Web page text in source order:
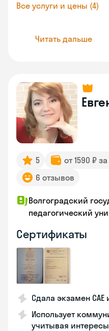
Все услуги и цены (4)
Читать дальше
5 от 1590 ₽
6 отзывов
Волгоградский
педагогический
Сертификаты
Сдала экзамен
Использует
учитывая